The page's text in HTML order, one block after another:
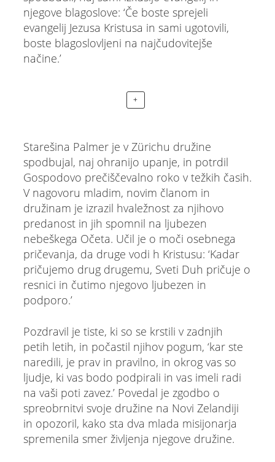
njegove blagoslove: ‘Če boste sprejeli
evangelij Jezusa Kristusa in sami ugotovili,
boste blagoslovljeni na najčudovitejše
načine.’
+
Starešina Palmer je v Zürichu družine
spodbujal, naj ohranijo upanje, in potrdil
Gospodovo prečiščevalno roko v težkih časih.
V nagovoru mladim, novim članom in
družinam je izrazil hvaležnost za njihovo
predanost in jih spomnil na ljubezen
nebeškega Očeta. Učil je o moči osebnega
pričevanja, da druge vodi h Kristusu: ‘Kadar
pričujemo drug drugemu, Sveti Duh pričuje o
resnici in čutimo njegovo ljubezen in
podporo.’
Pozdravil je tiste, ki so se krstili v zadnjih
petih letih, in počastil njihov pogum, ‘kar ste
naredili, je prav in pravilno, in okrog vas so
ljudje, ki vas bodo podpirali in vas imeli radi
na vaši poti zavez.’ Povedal je zgodbo o
spreobrnitvi svoje družine na Novi Zelandiji
in opozoril, kako sta dva mlada misijonarja
spremenila smer življenja njegove družine.